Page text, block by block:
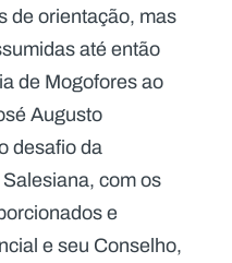
de orientação, mas
até então
de Mogofores ao
Augusto
desafio da
com os
e
e seu Conselho,